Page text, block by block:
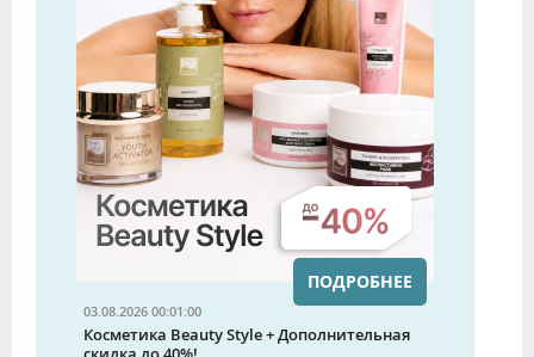
03.08.2026 00:01:00
Косметика Beauty Style + Дополнительная
ПОДРОБНЕЕ